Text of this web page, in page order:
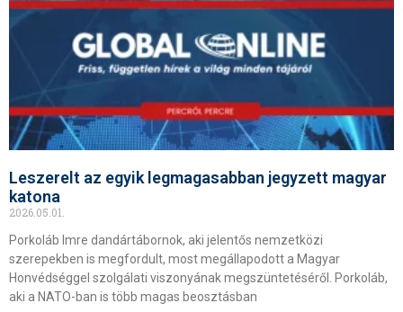
Leszerelt az egyik legmagasabban jegyzett magyar
katona
2026.05.01.
Porkoláb Imre dandártábornok, aki jelentős nemzetközi
szerepekben is megfordult, most megállapodott a Magyar
Honvédséggel szolgálati viszonyának megszüntetéséről. Porkoláb,
aki a NATO-ban is több magas beosztásban